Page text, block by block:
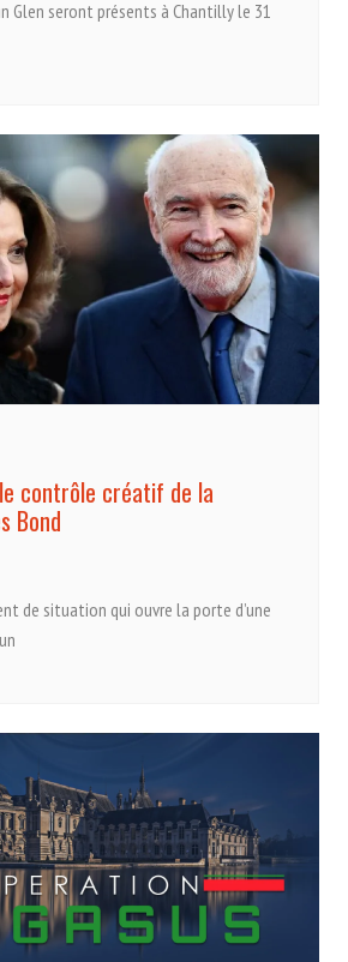
Glen seront présents à Chantilly le 31
contrôle créatif de la
Bond
de situation qui ouvre la porte d’une